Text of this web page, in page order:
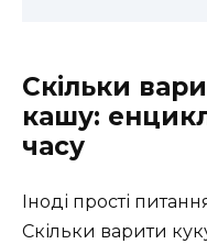
Скільки
кашу:
часу
Іноді прості
Скільки варити